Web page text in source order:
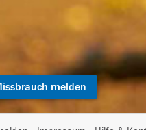
melden